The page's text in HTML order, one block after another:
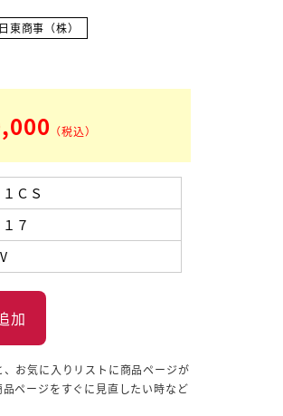
日東商事（株）
（税込）
ＣＳ
７
お気に入りリストに商品ページが
ページをすぐに見直したい時など